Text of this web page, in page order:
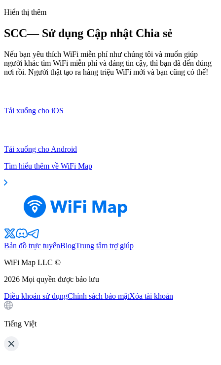
Hiển thị thêm
SCC— Sử dụng Cập nhật Chia sẻ
Nếu bạn yêu thích WiFi miễn phí như chúng tôi và muốn giúp
người khác tìm WiFi miễn phí và đáng tin cậy, thì bạn đã đến đúng
nơi rồi. Người thật tạo ra hàng triệu WiFi mới và bạn cũng có thể!
Tải xuống cho iOS
Tải xuống cho Android
Tìm hiểu thêm về WiFi Map
Bản đồ trực tuyếnBlogTrung tâm trợ giúp
WiFi Map LLC ©
2026 Mọi quyền được bảo lưu
Điều khoản sử dụngChính sách bảo mậtXóa tài khoản
Tiếng Việt